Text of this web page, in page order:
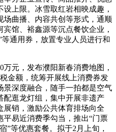
上限。冰雪取红岩相映成趣，
场曲播、内容共创等形式，通顺
馆、裕鑫源等沉点餐饮企业，
等通用券，放置专业人员进行和
元，发布濮阳新春消费地图，
金额，统筹开展线上消费券发
景深度融合，随手一拍都是空气
配逛龙灯组，集中开展非遗产
销，激励公共体育排场向全
易近消费季勾当，推出“门票
”等优惠套餐。拟于2月上旬，